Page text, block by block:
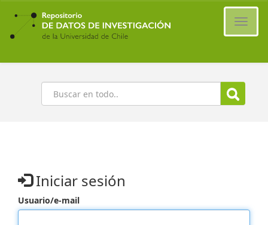
Ir
contenido
principal
Buscar
Iniciar sesión
Usuario/e-mail